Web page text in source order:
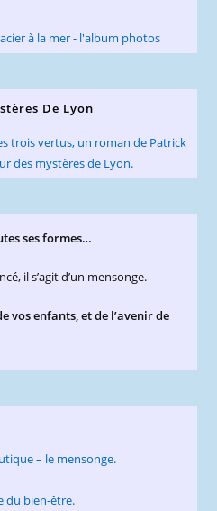
De Lyon
ses formes…
il s’agit d’un mensonge.
vos enfants, et de l’avenir de
– le mensonge.
du bien-être.